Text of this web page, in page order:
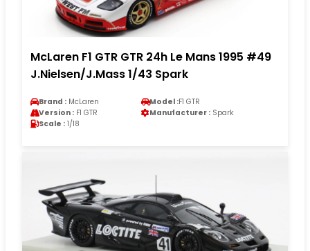
McLaren F1 GTR GTR 24h Le Mans 1995 #49
J.Nielsen/J.Mass 1/43 Spark
Brand : McLaren Model :F1 GTR
Version : F1 GTR Manufacturer : Spark
Scale : 1/18